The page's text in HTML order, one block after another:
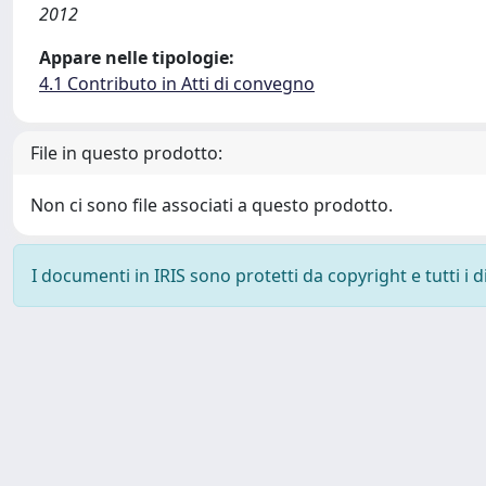
2012
Appare nelle tipologie:
4.1 Contributo in Atti di convegno
File in questo prodotto:
Non ci sono file associati a questo prodotto.
I documenti in IRIS sono protetti da copyright e tutti i